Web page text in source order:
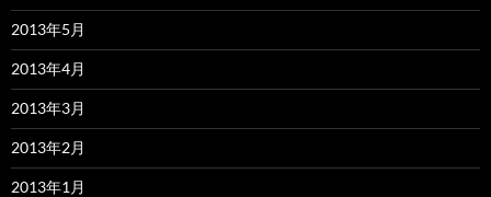
2013年5月
2013年4月
2013年3月
2013年2月
2013年1月